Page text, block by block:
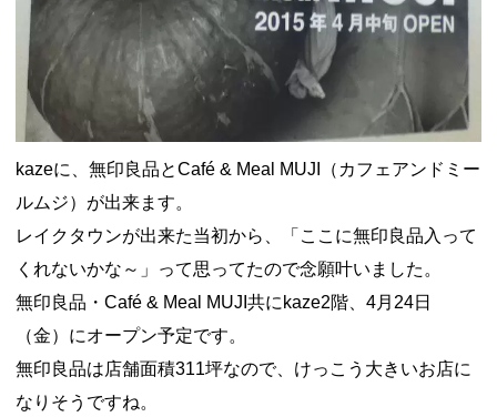
kazeに、無印良品とCafé & Meal MUJI（カフェアンドミー
ルムジ）が出来ます。
レイクタウンが出来た当初から、「ここに無印良品入って
くれないかな～」って思ってたので念願叶いました。
無印良品・Café & Meal MUJI共にkaze2階、4月24日
（金）にオープン予定です。
無印良品は店舗面積311坪なので、けっこう大きいお店に
なりそうですね。